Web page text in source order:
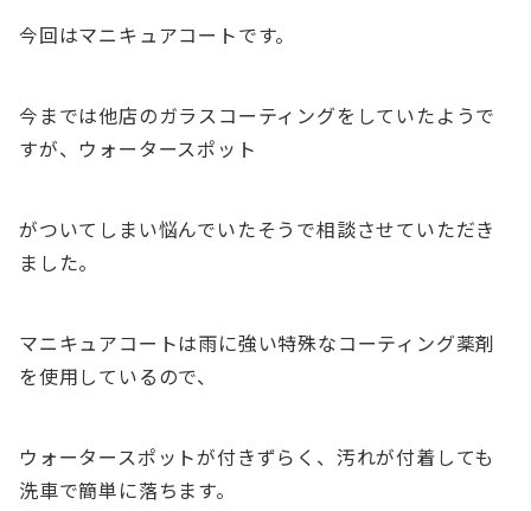
今回はマニキュアコートです。
今までは他店のガラスコーティングをしていたようで
すが、ウォータースポット
がついてしまい悩んでいたそうで相談させていただき
ました。
マニキュアコートは雨に強い特殊なコーティング薬剤
を使用しているので、
ウォータースポットが付きずらく、汚れが付着しても
洗車で簡単に落ちます。